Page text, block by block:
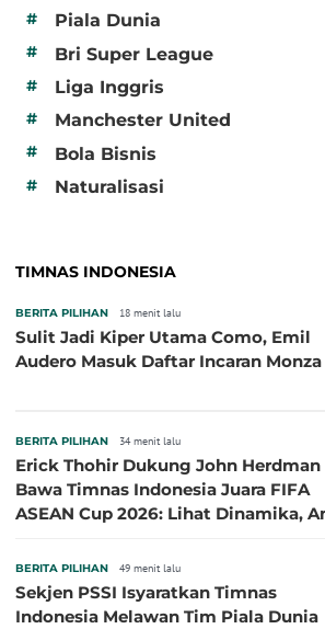
# Piala Dunia
# Bri Super League
# Liga Inggris
# Manchester United
# Bola Bisnis
# Naturalisasi
TIMNAS INDONESIA
BERITA PILIHAN 18 menit lalu
Sulit Jadi Kiper Utama Como, Emil
Audero Masuk Daftar Incaran Monza
BERITA PILIHAN 34 menit lalu
Erick Thohir Dukung John Herdman
Bawa Timnas Indonesia Juara FIFA
ASEAN Cup 2026: Lihat Dinamika,
BERITA PILIHAN 49 menit lalu
Sekjen PSSI Isyaratkan Timnas
Indonesia Melawan Tim Piala Dunia